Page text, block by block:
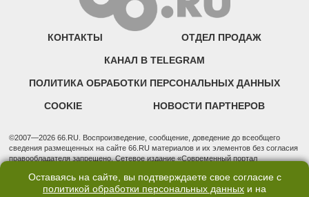
КОНТАКТЫ ОТДЕЛ ПРОДАЖ
КАНАЛ В TELEGRAM
ПОЛИТИКА ОБРАБОТКИ ПЕРСОНАЛЬНЫХ ДАННЫХ
COOKIE НОВОСТИ ПАРТНЕРОВ
©2007—2026 66.RU. Воспроизведение, сообщение, доведение до всеобщего
сведения размещенных на сайте 66.RU материалов и их элементов без согласия
правообладателя запрещено. Сетевое издание «Современный портал
надзору в сфере связи, информационных технологий и массовых коммуникаций
(Роскомнадзор). Регистрационный номер ЭЛ № ФС 77 - 76634 от 02.09.2019
Оставаясь на сайте, вы подтверждаете свое согласие с
политикой обработки персональных данных и на